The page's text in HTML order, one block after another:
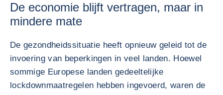
De economie blijft vertragen, maar in
mindere mate
De gezondheidssituatie heeft opnieuw geleid tot de
invoering van beperkingen in veel landen. Hoewel
sommige Europese landen gedeeltelijke
lockdownmaatregelen hebben ingevoerd, waren de